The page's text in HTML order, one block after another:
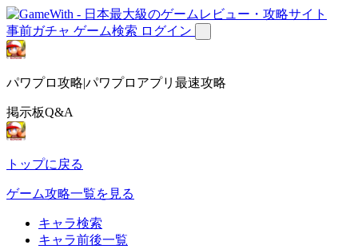
事前ガチャ ゲーム検索 ログイン
パワプロ攻略|パワプロアプリ最速攻略
掲示板Q&A
トップに戻る
ゲーム攻略一覧を見る
キャラ検索
キャラ前後一覧